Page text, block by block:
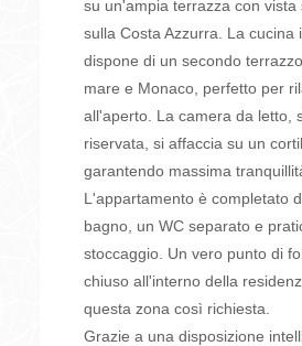
su un'ampia terrazza con vista
sulla Costa Azzurra. La cucina
dispone di un secondo
mare e Monaco, perfetto per
all'aperto. La camera da letto,
riservata, si affaccia su un
garantendo massima
L'appartamento è completato
bagno, un WC separato e
stoccaggio. Un vero punto di
chiuso all'interno della
questa zona così richiesta.
Grazie a una disposizione